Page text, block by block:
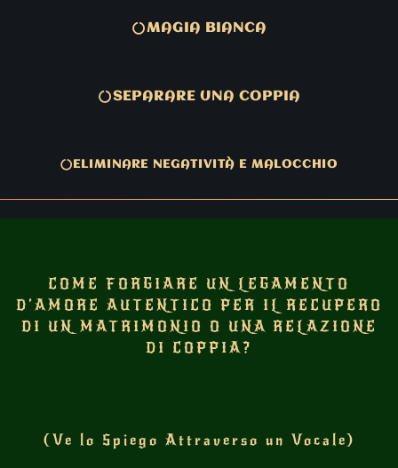
MAGIA BIANCA
SEPARARE UNA COPPIA
ELIMINARE NEGATIVITÀ E MALOCCHIO
COME FORGIARE UN LEGAMENTO
D’AMORE AUTENTICO PER IL RECUPERO
DI UN MATRIMONIO O UNA RELAZIONE
DI COPPIA?
(Ve lo Spiego Attraverso un Vocale)